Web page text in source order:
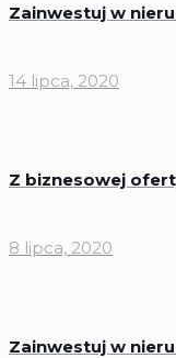
Zainwestuj w
14 lipca, 2020
Z biznesowej
8 lipca, 2020
Zainwestuj w